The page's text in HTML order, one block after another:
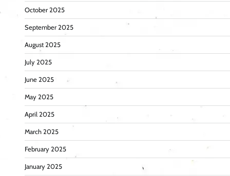
October 2025
September 2025
August 2025
July 2025
June 2025
May 2025
April 2025
March 2025
February 2025
January 2025